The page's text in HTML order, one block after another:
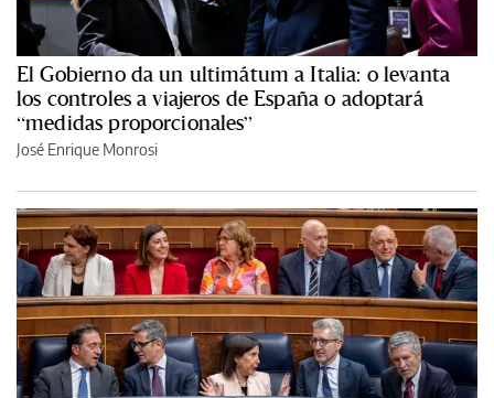
El Gobierno da un ultimátum a Italia: o levanta
los controles a viajeros de España o adoptará
“medidas proporcionales”
José Enrique Monrosi